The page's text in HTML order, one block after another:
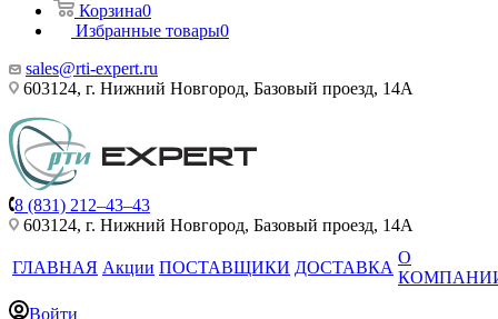
Корзина0
Избранные товары0
sales@rti-expert.ru
603124, г. Нижний Новгород, Базовый проезд, 14А
8 (831) 212–43–43
603124, г. Нижний Новгород, Базовый проезд, 14А
ГЛАВНАЯ Акции ПОСТАВЩИКИ ДОСТАВКА
О
Войти